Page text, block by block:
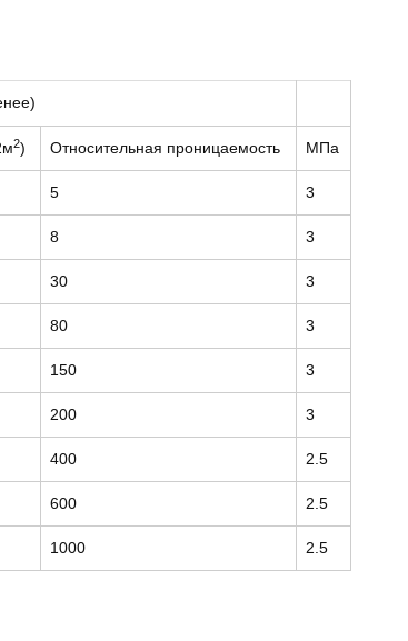
2) Относительная проницаемость МПа
5 3
8 3
30 3
80 3
150 3
200 3
400 2.5
600 2.5
1000 2.5